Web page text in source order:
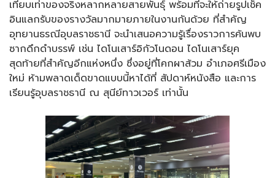
เทียบเท่าของจริงหลากหลายสายพันธุ์ พร้อมที่จะให้ถ่ายรูปเช็ค
อินแลกรับของรางวัลมากมายภายในงานกันด้วย ที่สำคัญ
อุทยานธรณีอุบลราชธานี จะนำเสนอความรู้เรื่องราวการค้นพบ
ซากดึกดำบรรพ์ เช่น ไดโนเสาร์อิกัวโนดอน ไดโนเสาร์ยุค
สุดท้ายที่สำคัญอีกแห่งหนึ่ง ซึ่งอยู่ที่โคกผาส้วม อำเภอศรีเมือง
ใหม่ ห้ามพลาดเด็ดขาดแบบนี้หาได้ที่ สัปดาห์หนังสือ และการ
เรียนรู้อุบลราชธานี ณ สุนีย์ทาวเวอร์ เท่านั้น